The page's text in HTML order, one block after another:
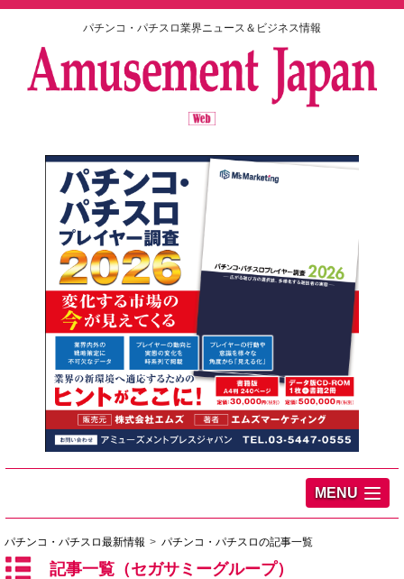
パチンコ・パチスロ業界ニュース＆ビジネス情報
MENU
パチンコ・パチスロ最新情報 パチンコ・パチスロの記事一覧
記事一覧（セガサミーグループ）